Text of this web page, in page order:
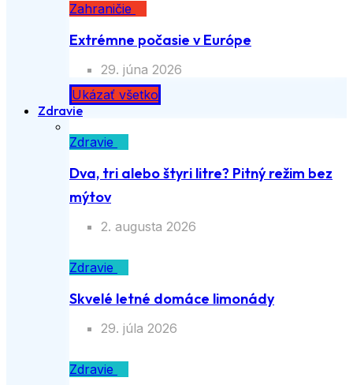
Zahraničie
Extrémne počasie v Európe
29. júna 2026
Ukázať všetko
Zdravie
Zdravie
Dva, tri alebo štyri litre? Pitný režim bez
mýtov
2. augusta 2026
Zdravie
Skvelé letné domáce limonády
29. júla 2026
Zdravie